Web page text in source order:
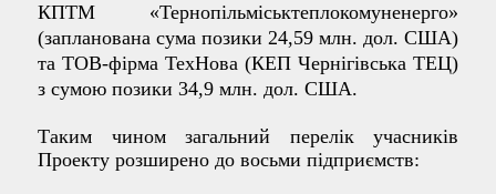
КПТМ «Тернопільміськтеплокомуненерго»
(запланована сума позики 24,59 млн. дол. США)
та ТОВ-фірма ТехНова (КЕП Чернігівська ТЕЦ)
з сумою позики 34,9 млн. дол. США.
Таким чином загальний перелік учасників
Проекту розширено до восьми підприємств: